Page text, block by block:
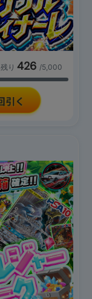
残り 426 /5,000